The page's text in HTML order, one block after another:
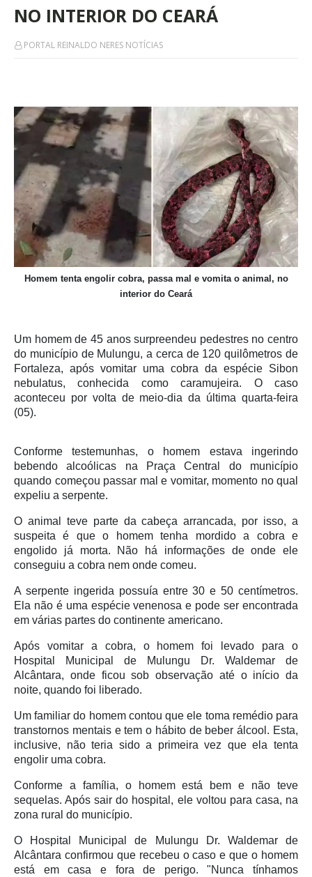
NO INTERIOR DO CEARÁ
PORTAL REINALDO NERES NOTÍCIAS
Homem tenta engolir cobra, passa mal e vomita o animal, no
interior do Ceará
Um homem de 45 anos surpreendeu pedestres no centro
do município de Mulungu, a cerca de 120 quilômetros de
Fortaleza, após vomitar uma cobra da espécie Sibon
nebulatus, conhecida como caramujeira. O caso
aconteceu por volta de meio-dia da última quarta-feira
(05).
Conforme testemunhas, o homem estava ingerindo
bebendo alcoólicas na Praça Central do município
quando começou passar mal e vomitar, momento no qual
expeliu a serpente.
O animal teve parte da cabeça arrancada, por isso, a
suspeita é que o homem tenha mordido a cobra e
engolido já morta. Não há informações de onde ele
conseguiu a cobra nem onde comeu.
A serpente ingerida possuía entre 30 e 50 centímetros.
Ela não é uma espécie venenosa e pode ser encontrada
em várias partes do continente americano.
Após vomitar a cobra, o homem foi levado para o
Hospital Municipal de Mulungu Dr. Waldemar de
Alcântara, onde ficou sob observação até o início da
noite, quando foi liberado.
Um familiar do homem contou que ele toma remédio para
transtornos mentais e tem o hábito de beber álcool. Esta,
inclusive, não teria sido a primeira vez que ela tenta
engolir uma cobra.
Conforme a família, o homem está bem e não teve
sequelas. Após sair do hospital, ele voltou para casa, na
zona rural do município.
O Hospital Municipal de Mulungu Dr. Waldemar de
Alcântara confirmou que recebeu o caso e que o homem
está em casa e fora de perigo. "Nunca tínhamos